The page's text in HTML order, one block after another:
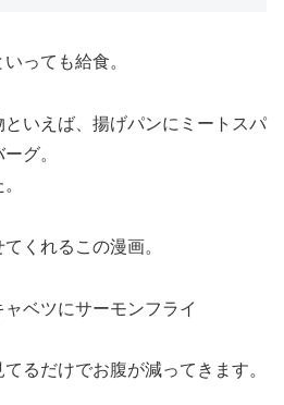
っても給食。
いえば、揚げパンにミートスパ
グ。
くれるこの漫画。
ベツにサーモンフライ
るだけでお腹が減ってきます。